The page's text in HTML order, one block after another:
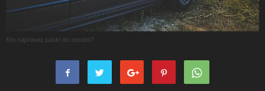
Kto naprawia paski do spodni?